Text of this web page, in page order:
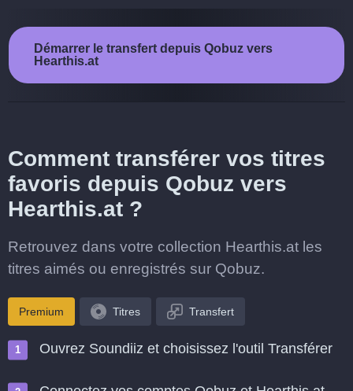
Démarrer le transfert depuis Qobuz vers
Hearthis.at
Comment transférer vos titres
favoris depuis Qobuz vers
Hearthis.at ?
Retrouvez dans votre collection Hearthis.at les
titres aimés ou enregistrés sur Qobuz.
Premium Titres Transfert
Ouvrez Soundiiz et choisissez l'outil Transférer